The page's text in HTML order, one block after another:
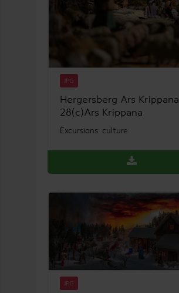
JPG
Hergersberg Ars Krippana
28(c)Ars Krippana
Excursions: culture
JPG